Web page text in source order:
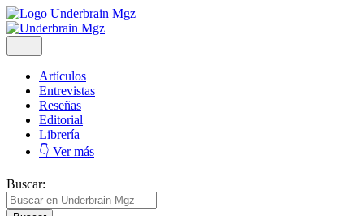
Artículos
Entrevistas
Reseñas
Editorial
Librería
👇 Ver más
Buscar: